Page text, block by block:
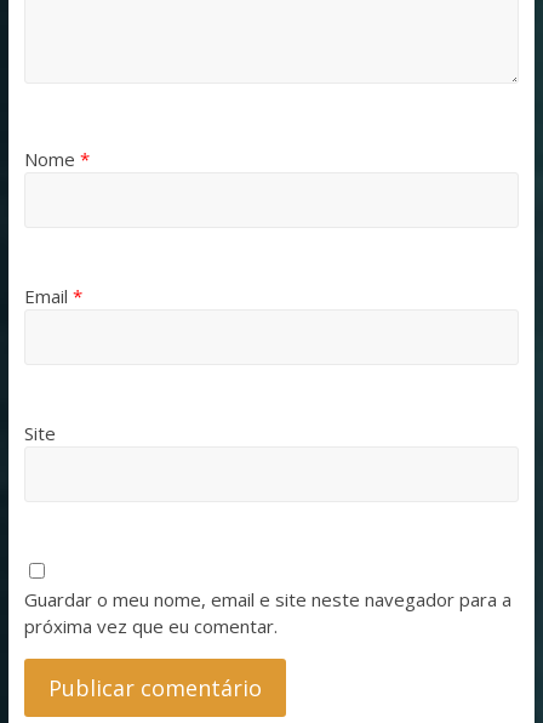
Nome *
Email *
Site
Guardar o meu nome, email e site neste navegador para a
próxima vez que eu comentar.